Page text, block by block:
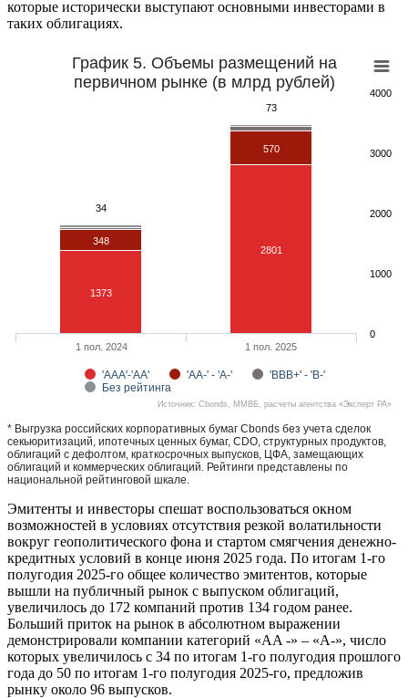
которые исторически выступают основными инвесторами в
таких облигациях.
График 5. Объемы размещений на
первичном рынке (в млрд рублей)
34
73
348
570
1373
2801
'AAA'-'AA' 'AA-' - 'A-'
'BBB+' - 'B-'
Без рейтинга
1 пол. 2024 1 пол. 2025
0
1000
2000
3000
4000
Источник: Cbonds, ММВБ, расчеты агентства «Эксперт РА»
* Выгрузка российских корпоративных бумаг Cbonds без учета сделок
секьюритизаций, ипотечных ценных бумаг, CDO, структурных продуктов,
облигаций с дефолтом, краткосрочных выпусков, ЦФА, замещающих
облигаций и коммерческих облигаций. Рейтинги представлены по
национальной рейтинговой шкале.
Эмитенты и инвесторы спешат воспользоваться окном
возможностей в условиях отсутствия резкой волатильности
вокруг геополитического фона и стартом смягчения денежно-
кредитных условий в конце июня 2025 года. По итогам 1-го
полугодия 2025-го общее количество эмитентов, которые
вышли на публичный рынок с выпуском облигаций,
увеличилось до 172 компаний против 134 годом ранее.
Больший приток на рынок в абсолютном выражении
демонстрировали компании категорий «AA -» – «A-», число
которых увеличилось с 34 по итогам 1-го полугодия прошлого
года до 50 по итогам 1-го полугодия 2025-го, предложив
рынку около 96 выпусков.